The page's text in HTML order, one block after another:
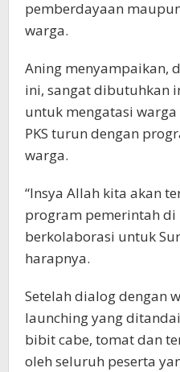
pemberdayaan
warga.
Aning menyampaikan,
ini, sangat dibutuhkan
untuk mengatasi
PKS turun dengan
warga.
“Insya Allah kita akan
program pemerintah di
berkolaborasi untuk
harapnya.
Setelah dialog dengan
launching yang
bibit cabe, tomat dan
oleh seluruh peserta